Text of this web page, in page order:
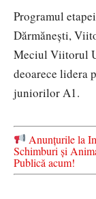
Programul
Dărmănești,
Meciul Viitorul
deoarece lidera
juniorilor A1.
Anunțurile la
Schimburi și
Publică acum!